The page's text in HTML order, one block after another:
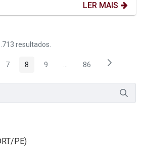
LER MAIS
resultados.
intermediárias Usar ABA para navegar.
Página
7 Página
8 Página
9 ...Páginas intermediárias
Página
86
PE)